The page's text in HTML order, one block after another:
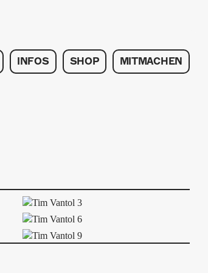
INFOS SHOP MITMACHEN